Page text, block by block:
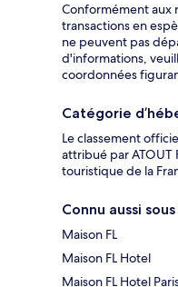
Conformément aux
transactions en
ne peuvent pas
d'informations,
coordonnées
Catégorie
Le classement
attribué par
touristique de la
Connu aussi
Maison FL
Maison FL Hotel
Maison FL Hotel